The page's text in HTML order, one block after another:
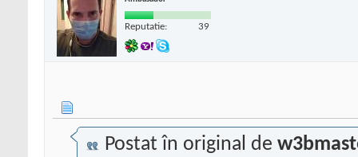
Reputatie: 39
Postat în original de